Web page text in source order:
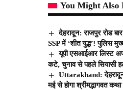
You Might Also
देहरादून: राजपुर रोड
SSP में ‘शीत युद्ध’! पुलिस
यूपी एसआईआर लिस्ट
कटे, चुनाव से पहले सियासी
Uttarakhand:
मई से होगा श्रीमद्भागवत